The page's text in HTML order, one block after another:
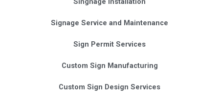
Signage Service and Maintenance
Sign Permit Services
Custom Sign Manufacturing
Custom Sign Design Services